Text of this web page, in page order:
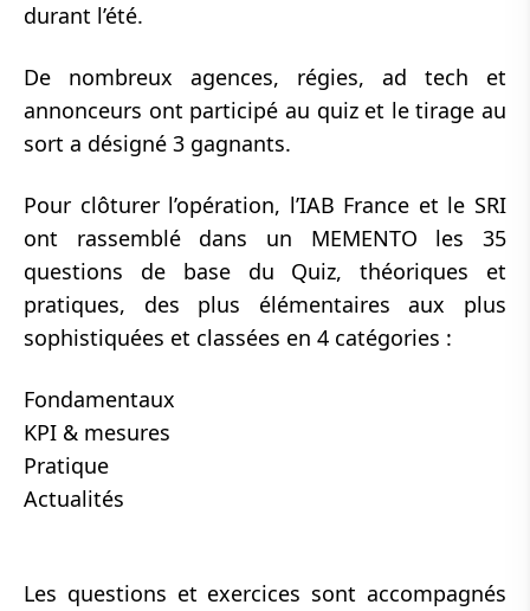
durant l’été.
De nombreux agences, régies, ad tech et
annonceurs ont participé au quiz et le tirage au
sort a désigné 3 gagnants.
Pour clôturer l’opération, l’IAB France et le SRI
ont rassemblé dans un MEMENTO les 35
questions de base du Quiz, théoriques et
pratiques, des plus élémentaires aux plus
sophistiquées et classées en 4 catégories :
Fondamentaux
KPI & mesures
Pratique
Actualités
Les questions et exercices sont accompagnés